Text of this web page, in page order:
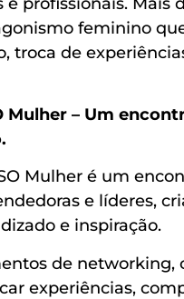
feminino
troca de
Mulher – Um
Mulher é um
e líderes,
e inspiração.
de networking,
experiências,